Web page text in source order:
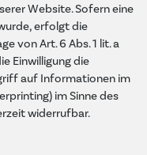
Website. Sofern eine
erfolgt die
von Art. 6 Abs. 1 lit. a
Einwilligung die
auf Informationen im
im Sinne des
widerrufbar.